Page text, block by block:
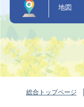
地図
総合トップページ